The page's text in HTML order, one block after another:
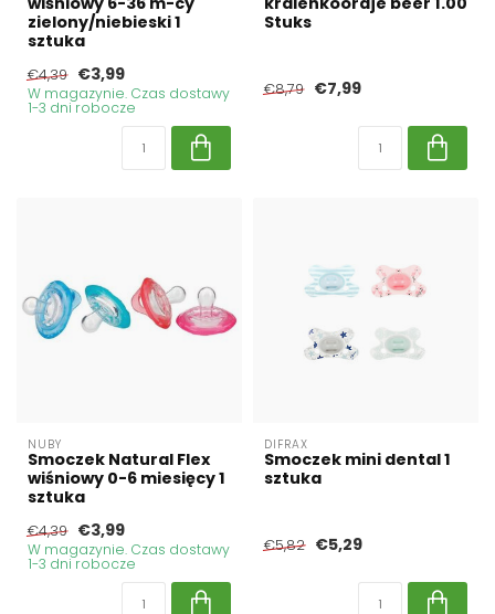
zielony/niebieski 1
sztuka
€4,39 €3,99
W magazynie. Czas dostawy
1-3 dni robocze
Stuks
€8,79 €7,99
NUBY
Smoczek Natural Flex
wiśniowy 0-6 miesięcy 1
sztuka
€4,39 €3,99
W magazynie. Czas dostawy
1-3 dni robocze
DIFRAX
Smoczek mini dental 1
sztuka
€5,82 €5,29